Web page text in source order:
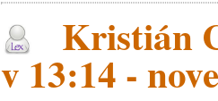
Kristián
v 13:14 -